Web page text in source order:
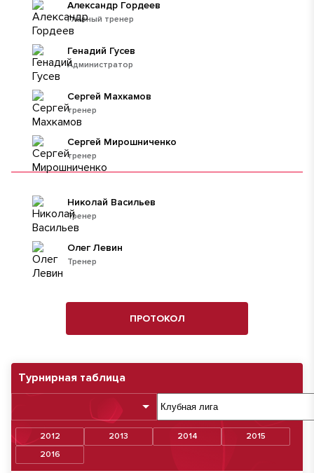
Турнирная таблица
2012 2013 2014
2015
2016
Главный тренер
Александр Гордеев
Администратор
Генадий Гусев
тренер
Сергей Махкамов
тренер
Сергей Мирошниченко
Тренер
Николай Васильев
Тренер
Олег Левин
ПРОТОКОЛ